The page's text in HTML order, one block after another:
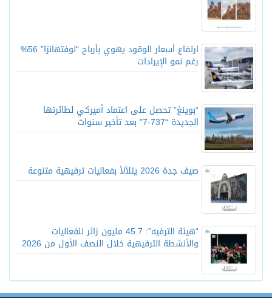
ارتفاع أسعار الوقود يهوي بأرباح “لوفتهانزا” 56%
رغم نمو الإيرادات
“بوينغ” تحصل على اعتماد أميركي لطائرتها
الجديدة “737-7” بعد تأخير سنوات
صيف جدة 2026 يتلألأ بفعاليات ترفيهية متنوعة
“هيئة الترفيه”: 45.7 مليون زائر للفعاليات
والأنشطة الترفيهية خلال النصف الأول من 2026